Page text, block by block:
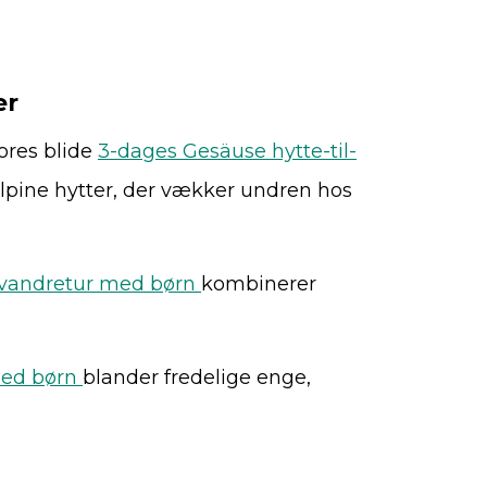
blide 3-dages Gesäuse hytte-til-
hytter, der vækker undren hos
med børn kombinerer
børn blander fredelige enge,